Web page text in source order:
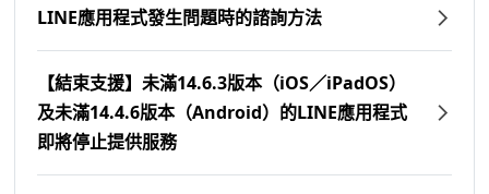
LINE應用程式發生問題時的諮詢方法
【結束支援】未滿14.6.3版本（iOS／iPadOS）
及未滿14.4.6版本（Android）的LINE應用程式
即將停止提供服務